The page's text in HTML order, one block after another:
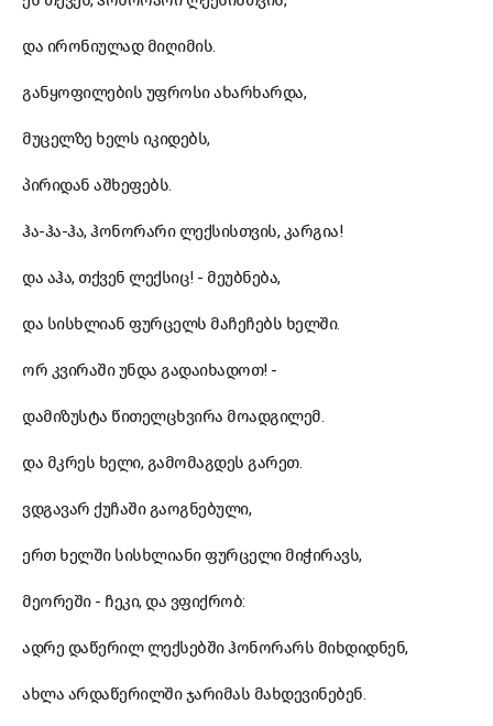
და ირონიულად მიღიმის.
განყოფილების უფროსი ახარხარდა,
მუცელზე ხელს იკიდებს,
პირიდან აშხეფებს.
ჰა-ჰა-ჰა, ჰონორარი ლექსისთვის, კარგია!
და აჰა, თქვენ ლექსიც! - მეუბნება,
და სისხლიან ფურცელს მაჩეჩებს ხელში.
ორ კვირაში უნდა გადაიხადოთ! -
დამიზუსტა წითელცხვირა მოადგილემ.
და მკრეს ხელი, გამომაგდეს გარეთ.
ვდგავარ ქუჩაში გაოგნებული,
ერთ ხელში სისხლიანი ფურცელი მიჭირავს,
მეორეში - ჩეკი, და ვფიქრობ:
ადრე დაწერილ ლექსებში ჰონორარს მიხდიდნენ,
ახლა არდაწერილში ჯარიმას მახდევინებენ.